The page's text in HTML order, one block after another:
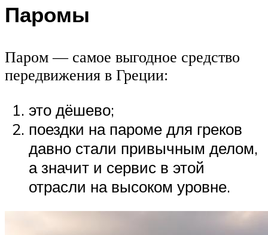
Паромы
Паром — самое выгодное средство
передвижения в Греции:
это дёшево;
поездки на пароме для греков
давно стали привычным делом,
а значит и сервис в этой
отрасли на высоком уровне.